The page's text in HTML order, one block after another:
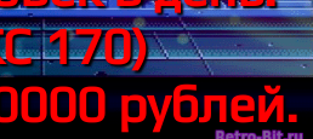
170)
рублей.